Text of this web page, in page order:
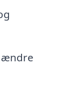
ændre